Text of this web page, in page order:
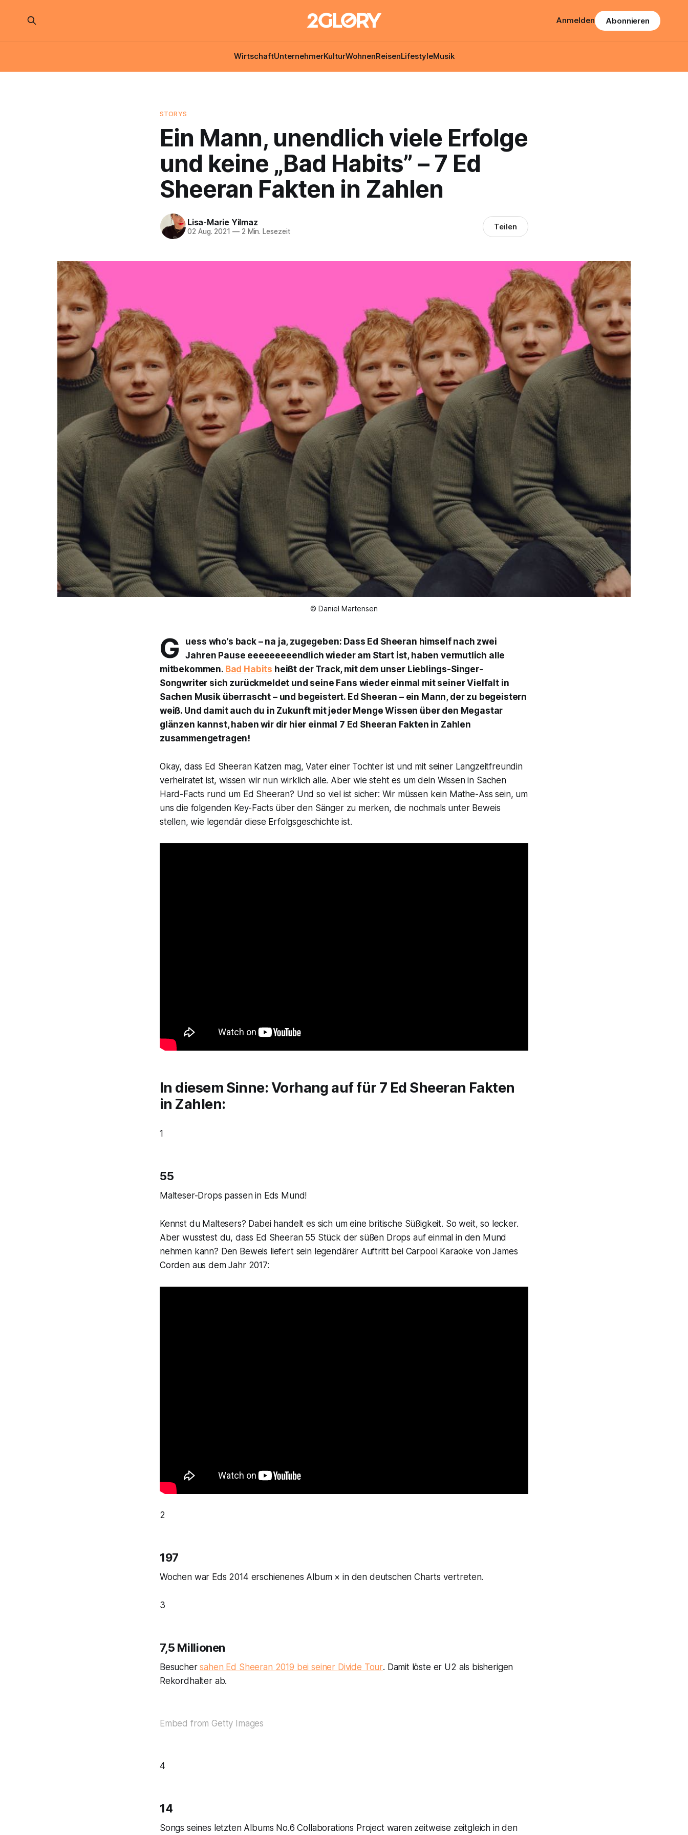
WirtschaftUnternehmerKulturWohnenReisenLifestyleMusik
Anmelden Abonnieren
STORYS
Ein Mann, unendlich viele Erfolge
und keine „Bad Habits” – 7 Ed
Sheeran Fakten in Zahlen
Lisa-Marie Yilmaz
02 Aug. 2021 —2 Min. Lesezeit Teilen
© Daniel Martensen
G
uess who’s back – na ja, zugegeben: Dass Ed Sheeran himself nach zwei
Jahren Pause eeeeeeeeendlich wieder am Start ist, haben vermutlich alle
mitbekommen. Bad Habits heißt der Track, mit dem unser Lieblings-Singer-
Songwriter sich zurückmeldet und seine Fans wieder einmal mit seiner Vielfalt in
Sachen Musik überrascht – und begeistert. Ed Sheeran – ein Mann, der zu begeistern
weiß. Und damit auch du in Zukunft mit jeder Menge Wissen über den Megastar
glänzen kannst, haben wir dir hier einmal 7 Ed Sheeran Fakten in Zahlen
zusammengetragen!
Okay, dass Ed Sheeran Katzen mag, Vater einer Tochter ist und mit seiner Langzeitfreundin
verheiratet ist, wissen wir nun wirklich alle. Aber wie steht es um dein Wissen in Sachen
Hard-Facts rund um Ed Sheeran? Und so viel ist sicher: Wir müssen kein Mathe-Ass sein, um
uns die folgenden Key-Facts über den Sänger zu merken, die nochmals unter Beweis
stellen, wie legendär diese Erfolgsgeschichte ist.
In diesem Sinne: Vorhang auf für 7 Ed Sheeran Fakten
in Zahlen:
1
55
Malteser-Drops passen in Eds Mund!
Kennst du Maltesers? Dabei handelt es sich um eine britische Süßigkeit. So weit, so lecker.
Aber wusstest du, dass Ed Sheeran 55 Stück der süßen Drops auf einmal in den Mund
nehmen kann? Den Beweis liefert sein legendärer Auftritt bei Carpool Karaoke von James
Corden aus dem Jahr 2017:
2
197
Wochen war Eds 2014 erschienenes Album × in den deutschen Charts vertreten.
3
7,5 Millionen
Besuchersahen Ed Sheeran 2019 bei seiner Divide Tour. Damit löste er U2 als bisherigen
Rekordhalter ab.
Embed from Getty Images
4
14
Songs seines letzten Albums No.6 Collaborations Projectwaren zeitweise zeitgleich in den